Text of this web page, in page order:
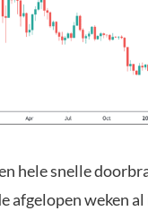
hele snelle
afgelopen weken